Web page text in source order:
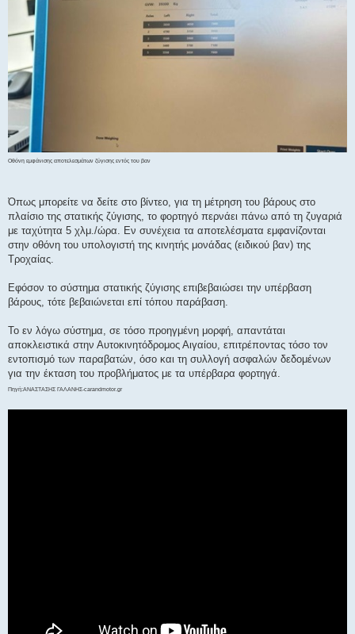
Οθόνη εμφάνισης αποτελεσμάτων ζύγισης εντός του βαν
Όπως μπορείτε να δείτε στο βίντεο, για τη μέτρηση του βάρους στο
πλαίσιο της στατικής ζύγισης, το φορτηγό περνάει πάνω από τη ζυγαριά
με ταχύτητα 5 χλμ./ώρα. Εν συνέχεια τα αποτελέσματα εμφανίζονται
στην οθόνη του υπολογιστή της κινητής μονάδας (ειδικού βαν) της
Τροχαίας.
Εφόσον το σύστημα στατικής ζύγισης επιβεβαιώσει την υπέρβαση
βάρους, τότε βεβαιώνεται επί τόπου παράβαση.
Το εν λόγω σύστημα, σε τόσο προηγμένη μορφή, απαντάται
αποκλειστικά στην Αυτοκινητόδρομος Αιγαίου, επιτρέποντας τόσο τον
εντοπισμό των παραβατών, όσο και τη συλλογή ασφαλών δεδομένων
για την έκταση του προβλήματος με τα υπέρβαρα φορτηγά.
Πηγή:ΑΝΑΣΤΑΣΗΣ ΓΑΛΑΝΗΣ-carandmotor.gr